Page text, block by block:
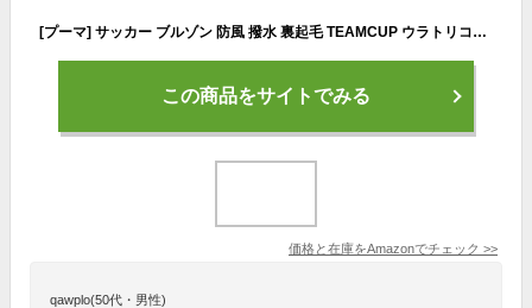
[プーマ] サッカー ブルゾン 防風 撥水 裏起毛 TEAMCUP ウラトリコット ウーブンジャケット 658812 メンズ 23年秋冬カラー レッド(01) 2XL
この商品をサイトでみる
価格と在庫をAmazonでチェック >>
qawplo(50代・男性)